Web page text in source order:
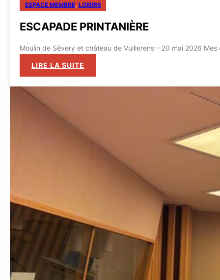
ESPACE MEMBRE, LOISIRS
ESCAPADE PRINTANIÈRE
Moulin de Sévery et château de Vuillerens – 20 mai 2026
LIRE LA SUITE
ESCAPADE
PRINTANIÈRE